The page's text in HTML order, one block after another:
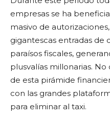
empresas se ha
masivo de
gigantescas entradas de
paraísos fiscales,
plusvalías millonarias.
de esta pirámide
con las grandes
para eliminar al taxi.